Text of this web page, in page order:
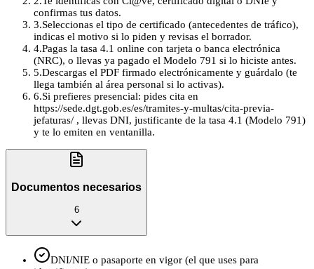
confirmas tus datos.
3.Seleccionas el tipo de certificado (antecedentes de tráfico),
indicas el motivo si lo piden y revisas el borrador.
4.Pagas la tasa 4.1 online con tarjeta o banca electrónica
(NRC), o llevas ya pagado el Modelo 791 si lo hiciste antes.
5.Descargas el PDF firmado electrónicamente y guárdalo (te
llega también al área personal si lo activas).
6.Si prefieres presencial: pides cita en
https://sede.dgt.gob.es/es/tramites-y-multas/cita-previa-
jefaturas/ , llevas DNI, justificante de la tasa 4.1 (Modelo 791)
y te lo emiten en ventanilla.
Documentos necesarios
6
DNI/NIE o pasaporte en vigor (el que uses para